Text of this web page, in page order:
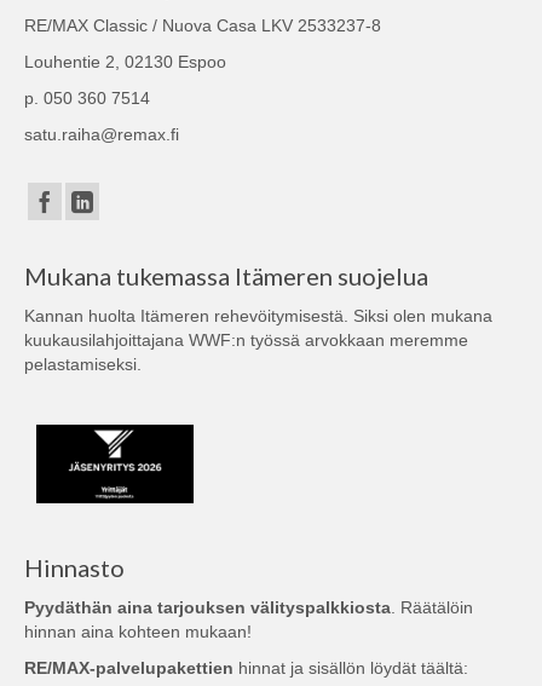
RE/MAX Classic / Nuova Casa LKV 2533237-8
Louhentie 2, 02130 Espoo
p. 050 360 7514
satu.raiha@remax.fi
Mukana tukemassa Itämeren suojelua
Kannan huolta Itämeren rehevöitymisestä. Siksi olen mukana
kuukausilahjoittajana WWF:n työssä arvokkaan meremme
pelastamiseksi.
Hinnasto
Pyydäthän aina tarjouksen välityspalkkiosta. Räätälöin
hinnan aina kohteen mukaan!
RE/MAX-palvelupakettien hinnat ja sisällön löydät täältä: